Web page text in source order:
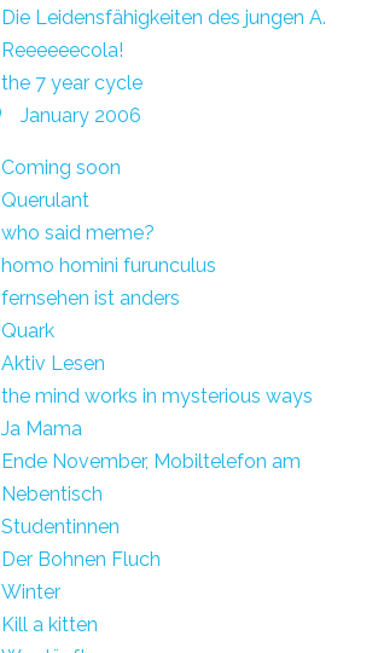
Die Leidensfähigkeiten des jungen A.
Reeeeeecola!
the 7 year cycle
January 2006
Coming soon
Querulant
who said meme?
homo homini furunculus
fernsehen ist anders
Quark
Aktiv Lesen
the mind works in mysterious ways
Ja Mama
Ende November, Mobiltelefon am
Nebentisch
Studentinnen
Der Bohnen Fluch
Winter
Kill a kitten